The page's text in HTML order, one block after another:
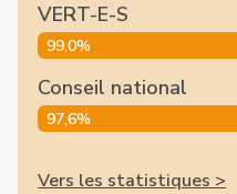
VERT-E-S
99,0%
Conseil national
97,6%
Vers les statistiques >